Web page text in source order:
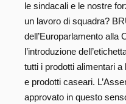
le sindacali e le nostre
un lavoro di squadra?
dell’Europarlamento alla
l’introduzione
tutti i prodotti alimentari
e prodotti caseari.
approvato in questo